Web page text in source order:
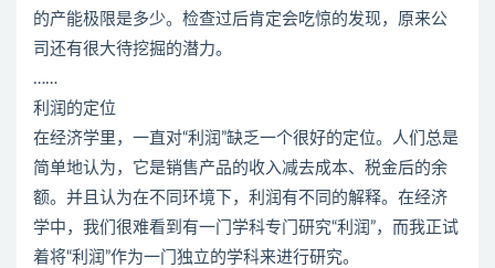
的产能极限是多少。检查过后肯定会吃惊的发现，原来公
司还有很大待挖掘的潜力。
……
利润的定位
在经济学里，一直对“利润”缺乏一个很好的定位。人们总是
简单地认为，它是销售产品的收入减去成本、税金后的余
额。并且认为在不同环境下，利润有不同的解释。在经济
学中，我们很难看到有一门学科专门研究“利润”，而我正试
着将“利润”作为一门独立的学科来进行研究。